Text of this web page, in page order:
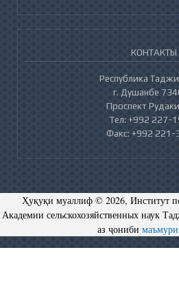
КОНТАКТЫ
Республика
г. Душанбе
Проспект
Тел: +992 227-
Факс: +992 221-
Ҳуқуқи муаллиф © 2026, Институт
Академии сельскохозяйственных наук
аз ҷониби